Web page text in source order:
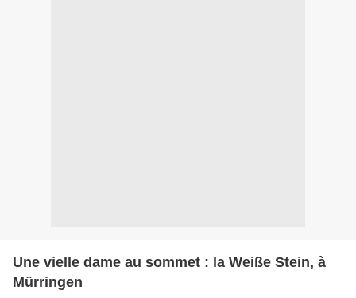
Une vielle dame au sommet : la Weiße Stein, à
Mürringen